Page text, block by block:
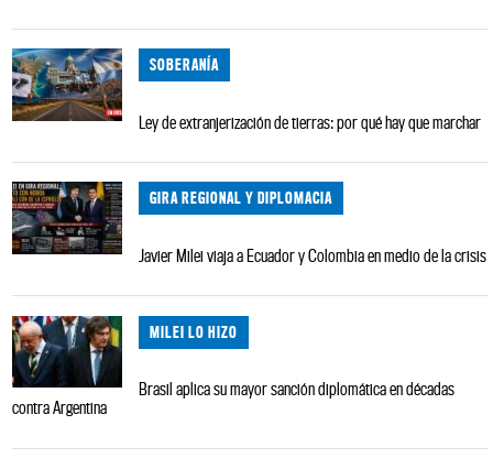
SOBERANÍA
Ley de extranjerización de tierras: por qué hay que marchar
GIRA REGIONAL Y DIPLOMACIA
Javier Milei viaja a Ecuador y Colombia en medio de la crisis
MILEI LO HIZO
Brasil aplica su mayor sanción diplomática en décadas
contra Argentina